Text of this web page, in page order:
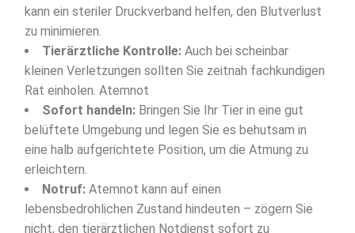
kann ein steriler Druckverband helfen, den Blutverlust
zu minimieren.
Tierärztliche Kontrolle: Auch bei scheinbar
kleinen Verletzungen sollten Sie zeitnah fachkundigen
Rat einholen. Atemnot
Sofort handeln: Bringen Sie Ihr Tier in eine gut
belüftete Umgebung und legen Sie es behutsam in
eine halb aufgerichtete Position, um die Atmung zu
erleichtern.
Notruf: Atemnot kann auf einen
lebensbedrohlichen Zustand hindeuten – zögern Sie
nicht, den tierärztlichen Notdienst sofort zu